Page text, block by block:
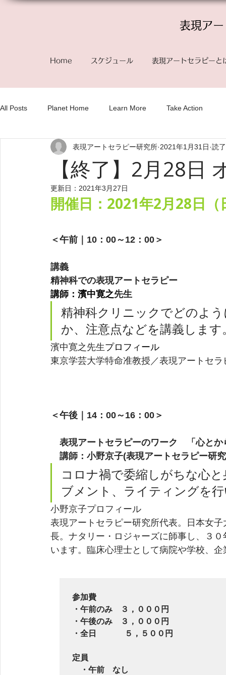
表現ア
Home スケジュール 表現アートセラピーと
All Posts Planet Home Learn More Take Action
【終了】2月28日
表現アートセラピー研究所 2021年1月31日 読
更新日： 2021年3月27日
開催日：2021年2月28日（
＜午前｜ 10：00～12：00＞
講義
精神科での表現アートセラピー
講師：濱中寛之先生
精神科クリニックでどのよ
か、注意点などを講義しま
濱中寛之先生プロフィール
東京学芸大学特命准教授／表現アートセ
＜午後｜14：00～16：00 ＞
表現アートセラピーのワーク　「心と
講師：小野京子(表現アートセラピー研
コロナ禍で委縮しがちな心
ブメント、ライティングを
小野京子プロフィール
表現アートセラピー研究所代表。日本女
長。ナタリー・ロジャーズに師事し、３
います。臨床心理士として病院や学校、
参加費
・午前のみ　３，０００円
・午後のみ　３，０００円
・全日   　 ５，５００円
定員
・午前　なし